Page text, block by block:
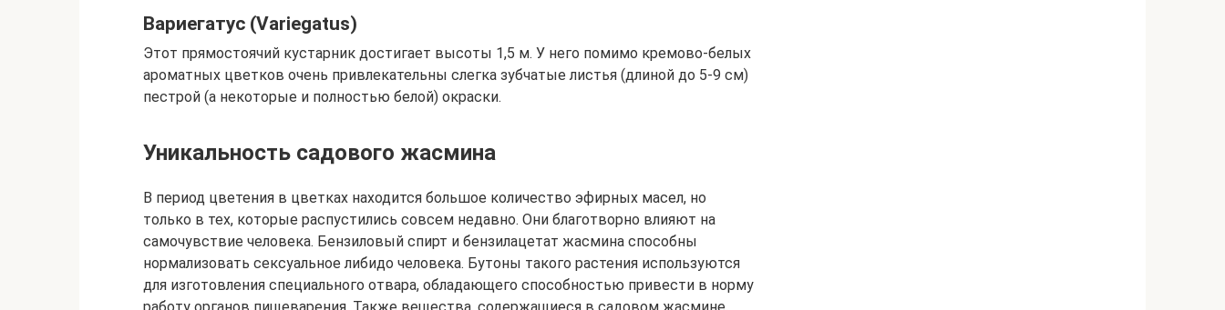
Вариегатус (Variegatus)
Этот прямостоячий кустарник достигает высоты 1,5 м. У него помимо кремово-белых
ароматных цветков очень привлекательны слегка зубчатые листья (длиной до 5-9 см)
пестрой (а некоторые и полностью белой) окраски.
Уникальность садового жасмина
В период цветения в цветках находится большое количество эфирных масел, но
только в тех, которые распустились совсем недавно. Они благотворно влияют на
самочувствие человека. Бензиловый спирт и бензилацетат жасмина способны
нормализовать сексуальное либидо человека. Бутоны такого растения используются
для изготовления специального отвара, обладающего способностью привести в норму